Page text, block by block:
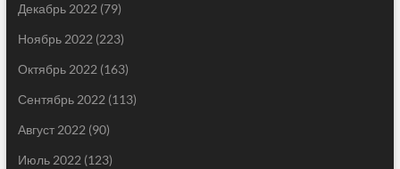
Декабрь 2022 (79)
Ноябрь 2022 (223)
Октябрь 2022 (163)
Сентябрь 2022 (113)
Август 2022 (90)
Июль 2022 (123)